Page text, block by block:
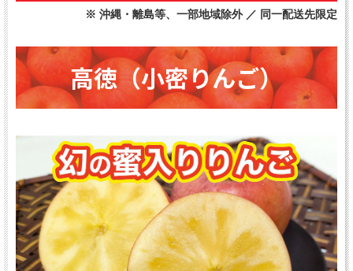
※ 沖縄・離島等、一部地域除外 ／ 同一配送先限定
高徳（小密りんご）